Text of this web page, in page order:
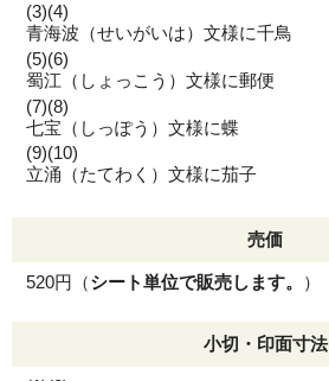
(3)(4)
青海波（せいがいは）文様に千鳥
(5)(6)
蜀江（しょっこう）文様に郵便
(7)(8)
七宝（しっぽう）文様に蝶
(9)(10)
立涌（たてわく）文様に茄子
売価
520円（シート単位で販売します。 ）
小切・印面寸法